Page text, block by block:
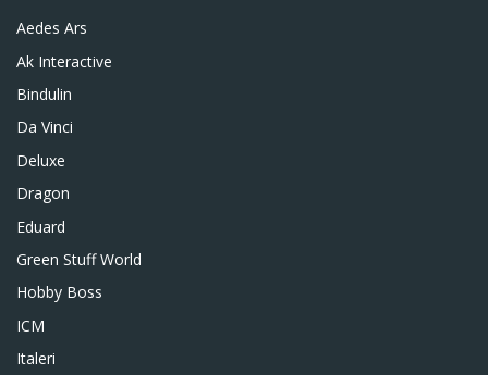
Aedes Ars
Ak Interactive
Bindulin
Da Vinci
Deluxe
Dragon
Eduard
Green Stuff World
Hobby Boss
ICM
Italeri